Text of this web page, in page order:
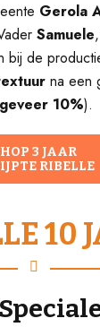
Gerola
Samuele
bij de
na een
10%).
3 JAAR
RIBELLE
10